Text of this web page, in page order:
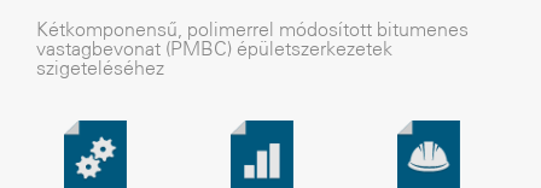
Kétkomponensû, polimerrel módosított bitumenes
vastagbevonat (PMBC) épületszerkezetek
szigeteléséhez